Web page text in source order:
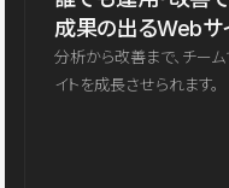
成果の出るWebサ
分析から改善まで、チー
イトを成長させられます。